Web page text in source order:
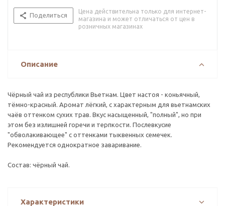
Поделиться
Цена действительна только для интернет-
магазина и может отличаться от цен в
розничных магазинах
Описание
Чёрный чай из республики Вьетнам. Цвет настоя - коньячный,
тёмно-красный. Аромат лёгкий, с характерным для вьетнамских
чаёв оттенком сухих трав. Вкус насыщенный, "полный", но при
этом без излишней горечи и терпкости. Послевкусие
"обволакивающее" с оттенками тыквенных семечек.
Рекомендуется однократное заваривание.
Состав: чёрный чай.
Характеристики